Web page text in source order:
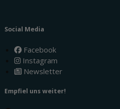
Social Media
Facebook
Instagram
Newsletter
Empfiel uns weiter!